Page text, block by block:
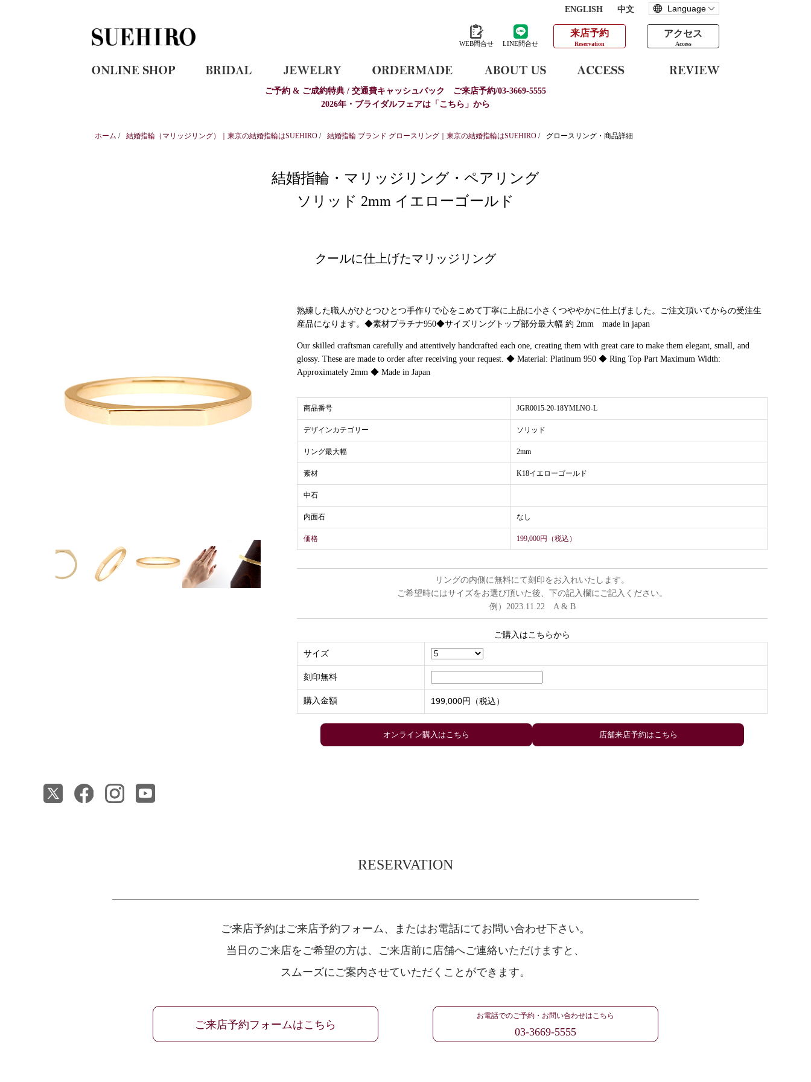
ENGLISH 中文
WEB問合せ LINE問合せ
来店予約
Reservation
アクセス
Access
ご予約 & ご成約特典 / 交通費キャッシュバック
ご来店予約/03-3669-5555
2026年・ブライダルフェアは「こちら」から
ホーム / 結婚指輪（マリッジリング）｜東京の結婚指輪はSUEHIRO / 結婚指輪 ブランド グロースリング｜東京の結婚指輪はSUEHIRO / グロースリング・商品詳細
結婚指輪・マリッジリング・ペアリング
ソリッド 2mm イエローゴールド
クールに仕上げたマリッジリング
熟練した職人がひとつひとつ手作りで心をこめて丁寧に上品に小さくつややかに仕上げました。ご注文頂いてからの受注生
産品になります。◆素材プラチナ950◆サイズリングトップ部分最大幅 約 2mm made in japan
Our skilled craftsman carefully and attentively handcrafted each one, creating them with great care to make them elegant, small, and
glossy. These are made to order after receiving your request. ◆ Material: Platinum 950 ◆ Ring Top Part Maximum Width:
Approximately 2mm ◆ Made in Japan
商品番号 JGR0015-20-18YMLNO-L
デザインカテゴリー ソリッド
リング最大幅 2mm
素材 K18イエローゴールド
中石
内面石 なし
価格 199,000円（税込）
リングの内側に無料にて刻印をお入れいたします。
ご希望時にはサイズをお選び頂いた後、下の記入欄にご記入ください。
例）2023.11.22 A & B
ご購入はこちらから
サイズ
刻印無料
購入金額 199,000円（税込）
店舗来店予約はこちら
RESERVATION
ご来店予約はご来店予約フォーム、
またはお電話にてお問い合わせ下さい。
当日のご来店をご希望の方は、 ご来店前に店舗へご連絡いただけますと、
スムーズにご案内させていただくことができます。
ご来店予約フォームはこちら
お電話でのご予約・お問い合わせはこちら
03-3669-5555